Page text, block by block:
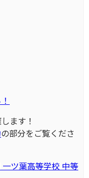
ます！
の部分をご覧くださ
ツ葉高等学校 中等